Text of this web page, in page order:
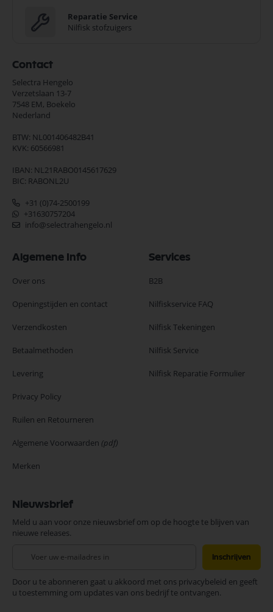
Reparatie Service
Nilfisk stofzuigers
Contact
Selectra Hengelo
Verzetslaan 13-7
7548 EM, Boekelo
Nederland
BTW: NL001406482B41
KVK: 60566981
IBAN: NL21RABO0145617629
BIC: RABONL2U
+31 (0)74-2500199
+31630757204
info@selectrahengelo.nl
Algemene Info
Over ons
Openingstijden en contact
Verzendkosten
Betaalmethoden
Levering
Privacy Policy
Ruilen en Retourneren
Algemene Voorwaarden (pdf)
Merken
Services
B2B
Nilfiskservice FAQ
Nilfisk Tekeningen
Nilfisk Service
Nilfisk Reparatie Formulier
Nieuwsbrief
Meld u aan voor onze nieuwsbrief om op de hoogte te blijven van
nieuwe releases.
onze
nieuwsbrief
Inschrijven
Door u te abonneren gaat u akkoord met ons privacybeleid en geeft
u toestemming om updates van ons bedrijf te ontvangen.